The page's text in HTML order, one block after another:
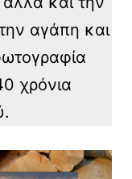
αγάπη και
χρόνια